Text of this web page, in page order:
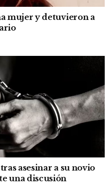
mujer y detuvieron a
asesinar a su novio
una discusión